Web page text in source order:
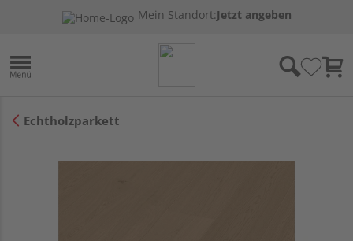
Mein Standort:Jetzt angeben
Echtholzparkett